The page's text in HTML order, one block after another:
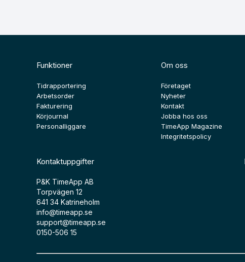
Funktioner
Tidrapportering
Arbetsorder
Fakturering
Körjournal
Personalliggare
Om oss
Företaget
Nyheter
Kontakt
Jobba hos oss
TimeApp Magazine
Integritetspolicy
Kontaktuppgifter
P&K TimeApp AB
Torpvägen 12
641 34 Katrineholm
info@timeapp.se
support@timeapp.se
0150-506 15